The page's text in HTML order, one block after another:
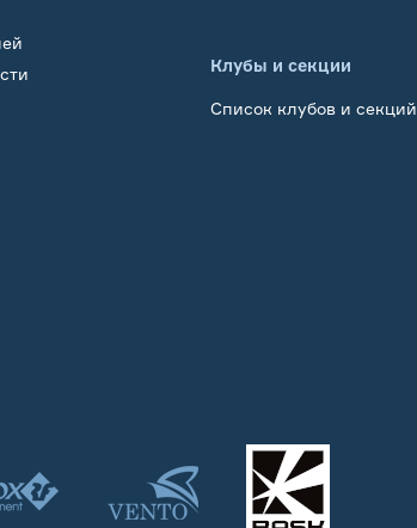
Клубы и секции
Список клубов и секций